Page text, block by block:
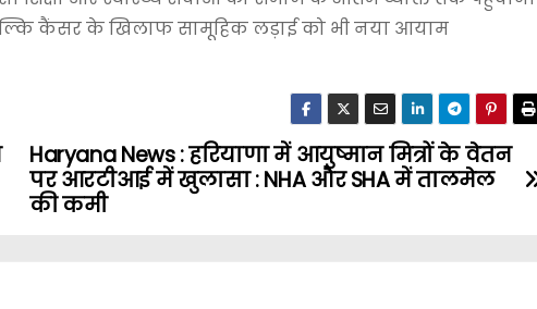
कैंसर के खिलाफ सामूहिक लड़ाई को भी नया आयाम
Haryana News : हरियाणा में आयुष्मान मित्रों के वेतन
पर आरटीआई में खुलासा : NHA और SHA में तालमेल
की कमी